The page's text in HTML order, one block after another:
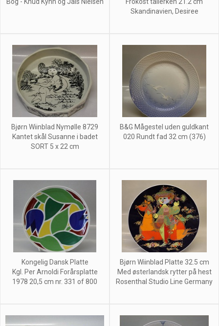
Skandinavien, Desiree
Bjørn Wiinblad Nymølle 8729
Kantet skål Susanne i badet
SORT 5 x 22 cm
B&G Mågestel uden guldkant
020 Rundt fad 32 cm (376)
Kongelig Dansk Platte
Kgl. Per Arnoldi Forårsplatte
1978 20,5 cm nr. 331 of 800
Bjørn Wiinblad Platte 32.5 cm
Med østerlandsk rytter på hest
Rosenthal Studio Line Germany